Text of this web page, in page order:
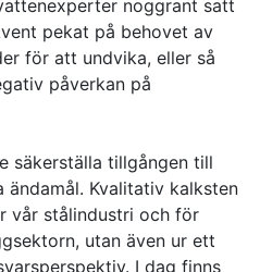
noggrant satt
pekat på behovet av
för att undvika, eller så
påverkan på
säkerställa tillgången till
Kvalitativ kalksten
vår stålindustri och för
utan även ur ett
I dag finns